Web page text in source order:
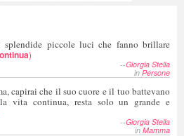
piccole luci che fanno brillare
)
--Giorgia Stella
in Persone
capirai che il suo cuore e il tuo battevano
vita continua, resta solo un grande e
--Giorgia Stella
in Mamma